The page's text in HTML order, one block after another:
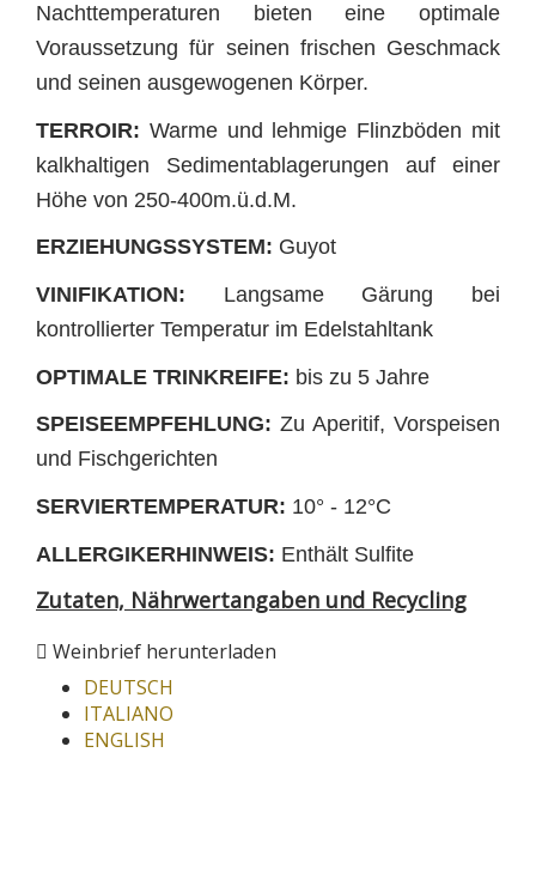
Nachttemperaturen bieten eine optimale
Voraussetzung für seinen frischen Geschmack
und seinen ausgewogenen Körper.
TERROIR: Warme und lehmige Flinzböden mit
kalkhaltigen Sedimentablagerungen auf einer
Höhe von 250-400m.ü.d.M.
ERZIEHUNGSSYSTEM: Guyot
VINIFIKATION: Langsame Gärung bei
kontrollierter Temperatur im Edelstahltank
OPTIMALE TRINKREIFE: bis zu 5 Jahre
SPEISEEMPFEHLUNG: Zu Aperitif, Vorspeisen
und Fischgerichten
SERVIERTEMPERATUR: 10° - 12°C
ALLERGIKERHINWEIS: Enthält Sulfite
Zutaten, Nährwertangaben und Recycling
Weinbrief herunterladen
DEUTSCH
ITALIANO
ENGLISH